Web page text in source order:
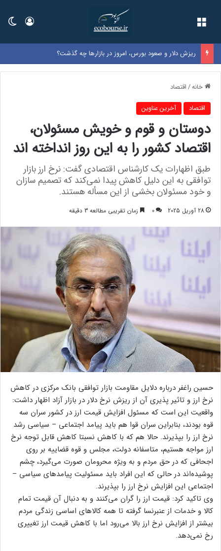
ورود
ریزش دلار و صعود بورس، امروز در بازارها چه گذشت؟
خانه/اقتصاد
اقتصاد آخرین عناوین
دوستان و قوم و خویش مسئولان،
اقتصاد کشور را به این روز انداخته اند
طبق اظهارات یک کارشناس اقتصادی گفت: نرخ ارز بازار
توافقی به این دلیل کاهش پیدا نمی‌کند که تصمیم سازان
و خود مسئولان بخشی از این مسأله هستند.
28 آوریل 2025 0 زمان تقریبی مطالعه 3 دقیقه
حسین راغفر درباره دلایل مقاومت بازار توافقی بانک مرکزی در کاهش
نرخ ارز و تاثیر پذیری آن از ریزش نرخ دلار در بازار آزاد اظهار داشت:
واقعیت این است که مسئول افزایش قیمت ارز در کشور سران سه
قوه بودند، بنابراین سران قوا هم باید پیامد اجتماعی – سیاسی رشد
نرخ ارز را بپذیرند. حالا هم که با کاهش نسبتا کاهش قابل توجه نرخ
ارز مواجه هستیم، متاسفانه دولت، مجلس و قوه قضاییه بر روی
اجحافی که در حق مردم و به ویژه محرومان صورت می‌گیرد، چشم
پوشیده‌اند در حالی که این افراد باید مسئولیت پیامدهای سیاسی –
اجتماعی این افزایش نرخ ارز را بپذیرند.
وی تاکید کرد: قیمت ارز را گران می‌کنند و به دنبال آن قیمت تمام
کالا و خدمات از عنبرنسا گرفته تا همه کالاهای اساسی زندگی مردم
بیشتر از افزایش نرخ ارز بالا می‌رود اما با کاهش قیمت ارز تغییری
رخ نمی‌دهد.